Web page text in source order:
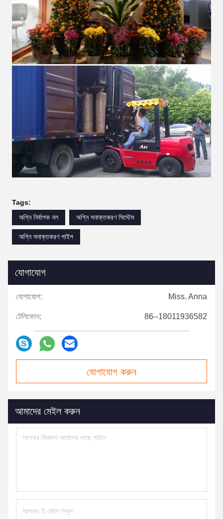
Tags:
অগ্নি নির্বাপক নল
অগ্নি সনাক্তকরণ সিস্টেম
অগ্নি সনাক্তকরণ পাইপ
যোগাযোগ
যোগাযোগ: Miss. Anna
টেলিফোন: 86--18011936582
যোগাযোগ করুন
আমাদের মেইল ​​করুন